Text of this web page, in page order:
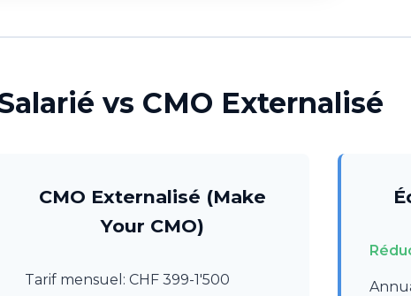
vs CMO Externalisé
CMO Externalisé (Make
Your CMO)
Tarif mensuel: CHF 399-1'500